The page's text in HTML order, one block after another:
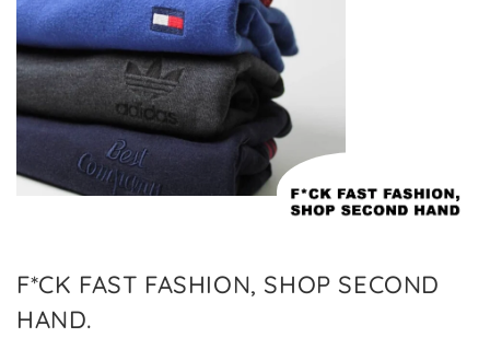
F*CK FAST FASHION, SHOP SECOND
HAND.